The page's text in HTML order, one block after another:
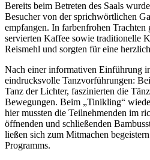
Bereits beim Betreten des Saals
Besucher von der sprichwörtlichen
empfangen. In farbenfrohen Trachten
servierten Kaffee sowie traditionelle
Reismehl und sorgten für eine
Nach einer informativen Einführung
eindrucksvolle Tanzvorführungen:
Tanz der Lichter, faszinierten die
Bewegungen. Beim „Tinikling“
hier mussten die Teilnehmenden im
öffnenden und schließenden
ließen sich zum Mitmachen
Programms.